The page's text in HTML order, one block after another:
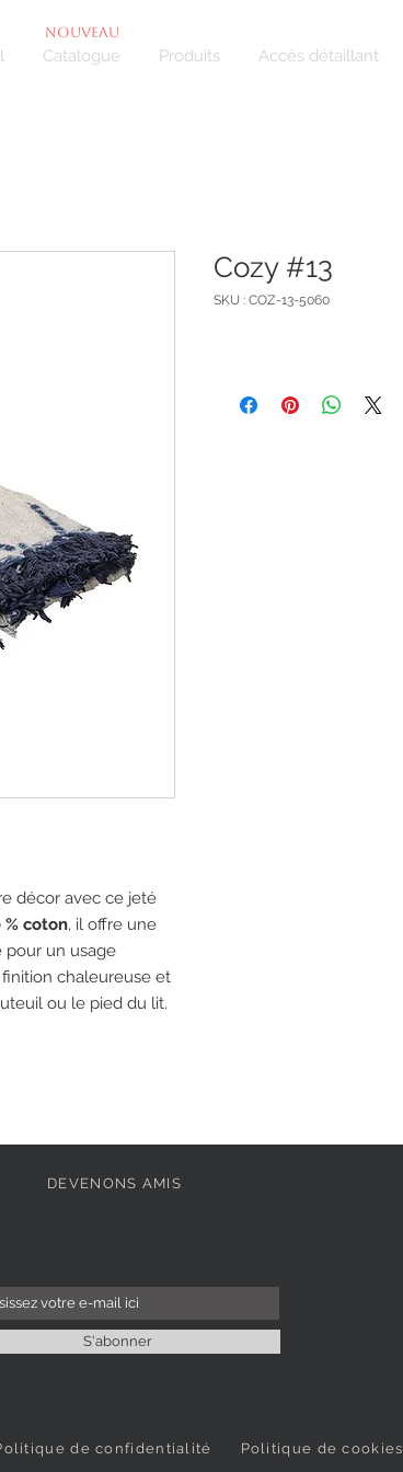
NOUVEAU
Catalogue Produits Accès détaillant
décor avec ce jeté
% coton, il offre une
pour un usage
chaleureuse et
ou le pied du lit.
Cozy #13
SKU : COZ-13-5060
DEVENONS AMIS
S'abonner
de confidentialité
Politique de cookies